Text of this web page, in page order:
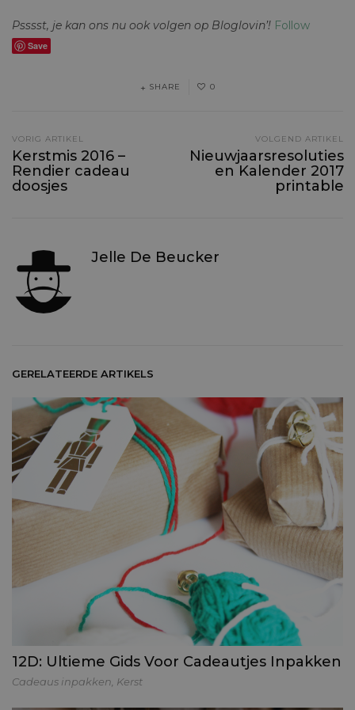
Psssst, je kan ons nu ook volgen op Bloglovin’! Follow
Save
SHARE 0
VORIG ARTIKEL
Kerstmis 2016 –
Rendier cadeau
doosjes
VOLGEND ARTIKEL
Nieuwjaarsresoluties
en Kalender 2017
printable
Jelle De Beucker
GERELATEERDE ARTIKELS
12D: Ultieme Gids Voor Cadeautjes Inpakken
Cadeaus inpakken Kerst